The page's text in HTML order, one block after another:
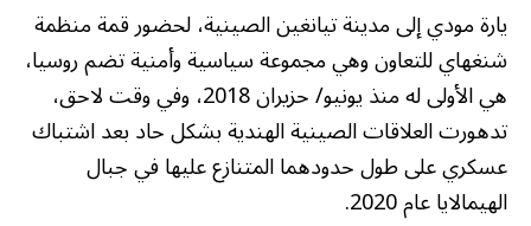
يارة مودي إلى مدينة تيانغين الصينية، لحضور قمة منظمة
شنغهاي للتعاون وهي مجموعة سياسية وأمنية تضم روسيا،
هي الأولى له منذ يونيو/ حزيران 2018، وفي وقت لاحق،
تدهورت العلاقات الصينية الهندية بشكل حاد بعد اشتباك
عسكري على طول حدودهما المتنازع عليها في جبال
الهيمالايا عام 2020.